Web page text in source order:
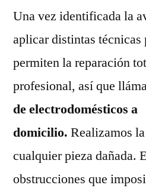
Una vez identificada la
aplicar distintas técnicas
permiten la reparación
profesional, así que
de electrodomésticos a
domicilio. Realizamos
cualquier pieza dañada.
obstrucciones que